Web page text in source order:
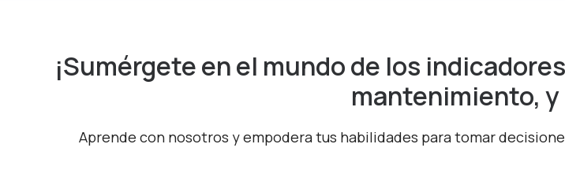
¡Sumérgete en el mundo de los
mantenimiento, y
Aprende con nosotros y empodera tus habilidades para tomar